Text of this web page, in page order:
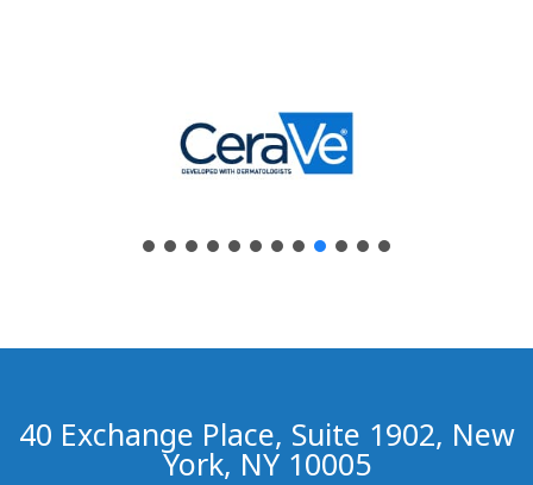
40 Exchange Place, Suite 1902, New
York, NY 10005